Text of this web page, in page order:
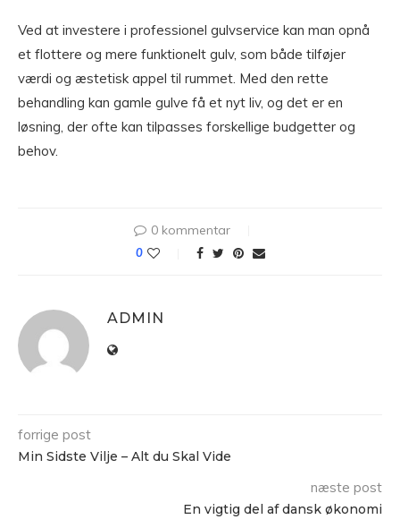
Ved at investere i professionel gulvservice kan man opnå
et flottere og mere funktionelt gulv, som både tilføjer
værdi og æstetisk appel til rummet. Med den rette
behandling kan gamle gulve få et nyt liv, og det er en
løsning, der ofte kan tilpasses forskellige budgetter og
behov.
0 kommentar
0
ADMIN
forrige post
Min Sidste Vilje – Alt du Skal Vide
næste post
En vigtig del af dansk økonomi